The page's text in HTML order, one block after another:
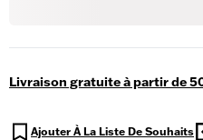
Livraison gratuite à partir de
Ajouter À La Liste De Souhaits